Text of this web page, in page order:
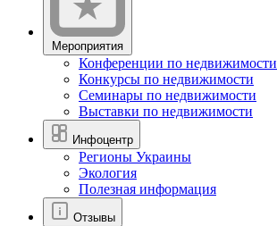
Мероприятия
Конференции по недвижимости
Конкурсы по недвижимости
Семинары по недвижимости
Выставки по недвижимости
Инфоцентр
Регионы Украины
Экология
Полезная информация
Отзывы